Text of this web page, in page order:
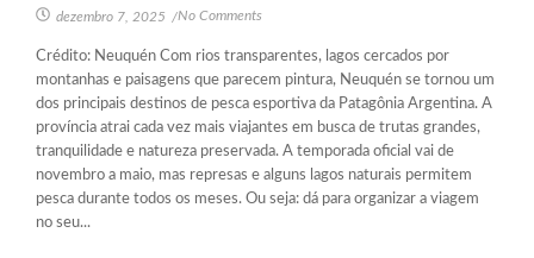
dezembro 7, 2025 /No Comments
Crédito: Neuquén Com rios transparentes, lagos cercados por
montanhas e paisagens que parecem pintura, Neuquén se tornou um
dos principais destinos de pesca esportiva da Patagônia Argentina. A
província atrai cada vez mais viajantes em busca de trutas grandes,
tranquilidade e natureza preservada. A temporada oficial vai de
novembro a maio, mas represas e alguns lagos naturais permitem
pesca durante todos os meses. Ou seja: dá para organizar a viagem
no seu...